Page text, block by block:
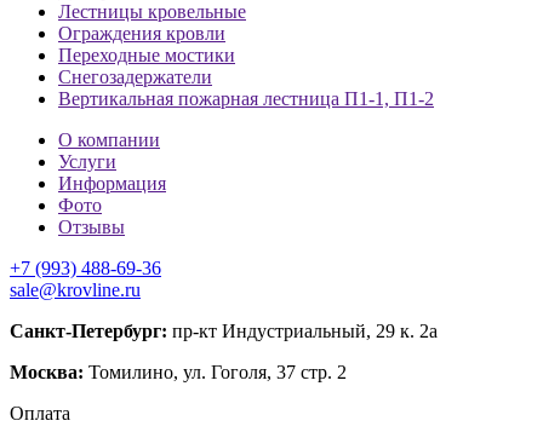
Лестницы кровельные
Ограждения кровли
Переходные мостики
Снегозадержатели
Вертикальная пожарная лестница П1-1, П1-2
О компании
Услуги
Информация
Фото
Отзывы
+7 (993) 488-69-36
sale@krovline.ru
Санкт-Петербург: пр-кт Индустриальный, 29 к. 2а
Москва: Томилино, ул. Гоголя, 37 стр. 2
Оплата